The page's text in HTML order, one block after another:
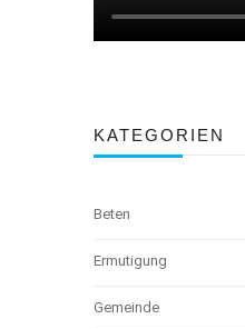
KATEGORIEN
Beten
Ermutigung
Gemeinde